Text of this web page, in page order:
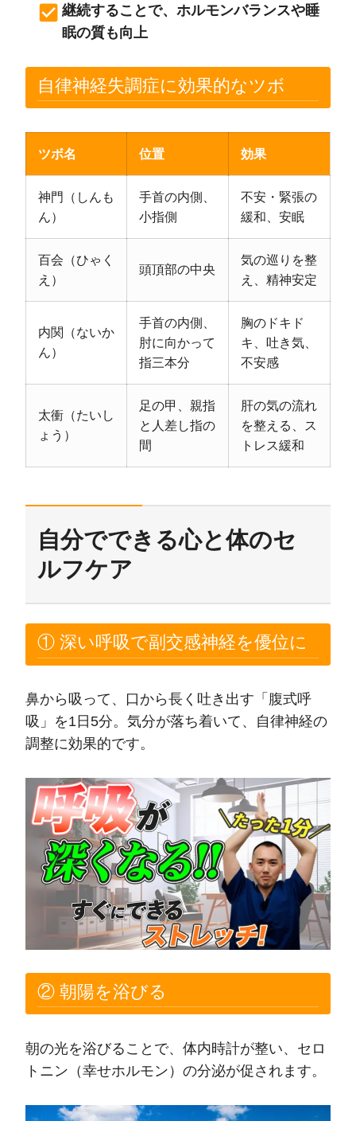
継続することで、ホルモンバランスや睡
眠の質も向上
自律神経失調症に効果的なツボ
ツボ名 位置 効果
神門（しんも
ん）
手首の内側、
小指側
不安・緊張の
緩和、安眠
百会（ひゃく
え）
頭頂部の中央
気の巡りを整
え、精神安定
内関（ないか
ん）
手首の内側、
肘に向かって
指三本分
胸のドキド
キ、吐き気、
不安感
太衝（たいし
ょう）
足の甲、親指
と人差し指の
間
肝の気の流れ
を整える、ス
トレス緩和
自分でできる心と体のセ
ルフケア
① 深い呼吸で副交感神経を優位に
鼻から吸って、口から長く吐き出す「腹式呼
吸」を1日5分。気分が落ち着いて、自律神経の
調整に効果的です。
② 朝陽を浴びる
朝の光を浴びることで、体内時計が整い、セロ
トニン（幸せホルモン）の分泌が促されます。